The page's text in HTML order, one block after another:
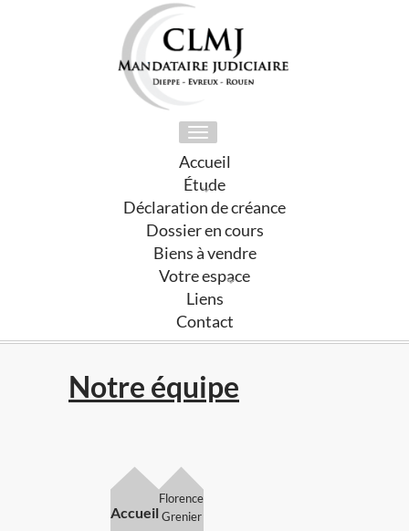
Toggle
navigation
Accueil
Étude
Déclaration de créance
Dossier en cours
Biens à vendre
Votre espace
Liens
Contact
Notre équipe
Accueil
Florence
Grenier